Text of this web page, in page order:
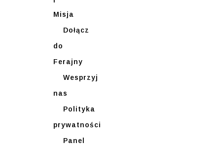
Misja
Dołącz
do
Ferajny
Wesprzyj
nas
Polityka
prywatności
Panel